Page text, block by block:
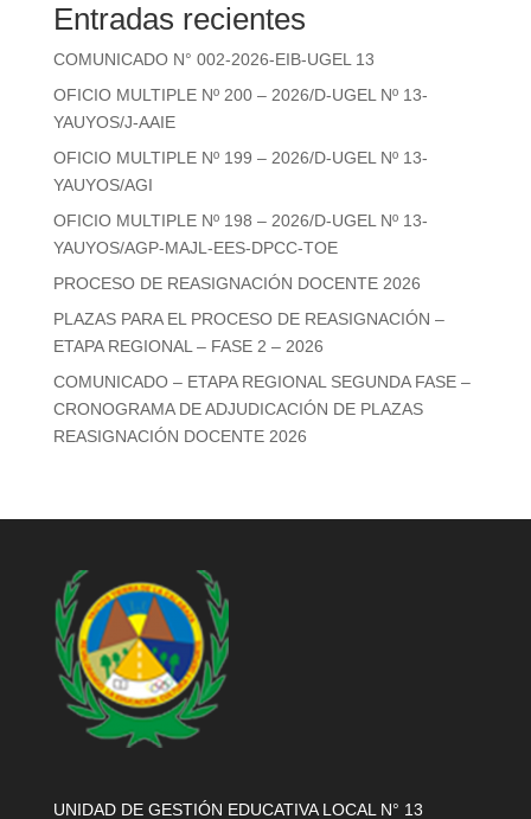
Entradas recientes
COMUNICADO N° 002-2026-EIB-UGEL 13
OFICIO MULTIPLE Nº 200 – 2026/D-UGEL Nº 13-
YAUYOS/J-AAIE
OFICIO MULTIPLE Nº 199 – 2026/D-UGEL Nº 13-
YAUYOS/AGI
OFICIO MULTIPLE Nº 198 – 2026/D-UGEL Nº 13-
YAUYOS/AGP-MAJL-EES-DPCC-TOE
PROCESO DE REASIGNACIÓN DOCENTE 2026
PLAZAS PARA EL PROCESO DE REASIGNACIÓN –
ETAPA REGIONAL – FASE 2 – 2026
COMUNICADO – ETAPA REGIONAL SEGUNDA FASE –
CRONOGRAMA DE ADJUDICACIÓN DE PLAZAS
REASIGNACIÓN DOCENTE 2026
UNIDAD DE GESTIÓN EDUCATIVA LOCAL N° 13